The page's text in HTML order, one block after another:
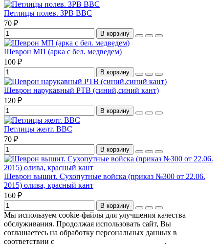
Петлицы полев. ЗРВ ВВС
70 ₽
В корзину
Шеврон МП (арка с бел. медведем)
100 ₽
В корзину
Шеврон нарукавный РТВ (синий,синий кант)
120 ₽
В корзину
Петлицы желт. ВВС
70 ₽
В корзину
Шеврон вышит. Сухопутные войска (приказ №300 от 22.06.
2015) олива, красный кант
160 ₽
В корзину
Мы используем cookie-файлы для улучшения качества
обслуживания. Продолжая использовать сайт, Вы
соглашаетесь на обработку персональных данных в
соответствии с
.